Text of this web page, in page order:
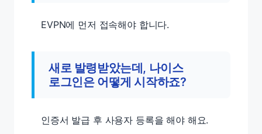
EVPN에 먼저 접속해야 합니다.
새로 발령받았는데, 나이스
로그인은 어떻게 시작하죠?
인증서 발급 후 사용자 등록을 해야 해요.